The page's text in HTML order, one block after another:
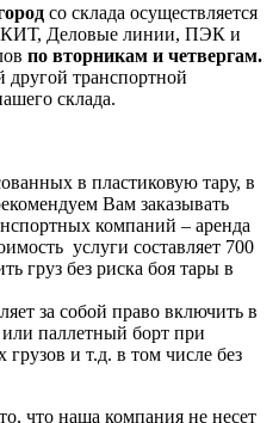
со склада осуществляется
КИТ, Деловые линии, ПЭК и
по вторникам и четвергам.
транспортной
склада.
в пластиковую тару, в
Вам заказывать
компаний – аренда
услуги составляет 700
груз без риска боя тары в
за собой право включить в
или паллетный борт при
и т.д. в том числе без
что наша компания не несет